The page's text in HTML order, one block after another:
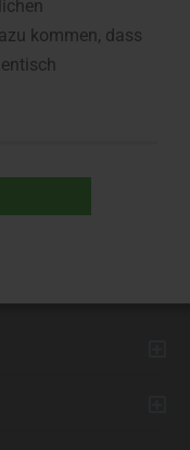
kommen, dass